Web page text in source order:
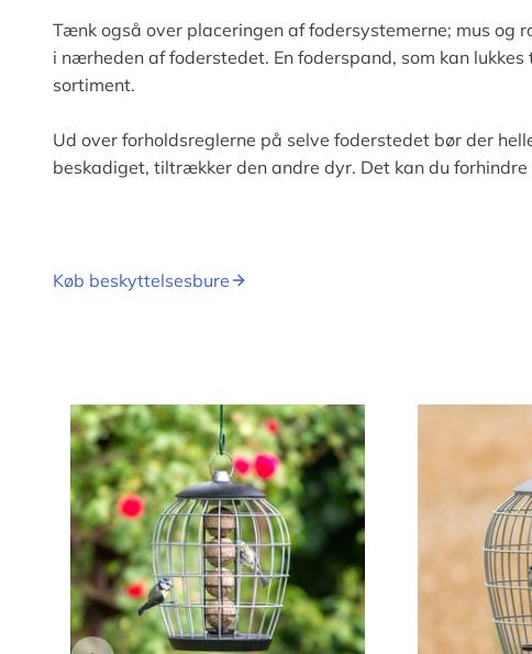
Tænk også over placeringen af fodersystemerne; mus
i nærheden af foderstedet. En foderspand, som kan
sortiment.
Ud over forholdsreglerne på selve foderstedet bør der
beskadiget, tiltrækker den andre dyr. Det kan du
Køb beskyttelsesbure